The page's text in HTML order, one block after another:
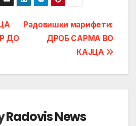
Радовишки марифети:
ДРОБ САРМА ВО
КАЈЦА
ДО
Radovis News